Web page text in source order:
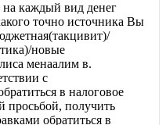
на каждый вид денег
точно источника Вы
новые
менаалим в.
с
в налоговое
просьбой, получить
обратиться в